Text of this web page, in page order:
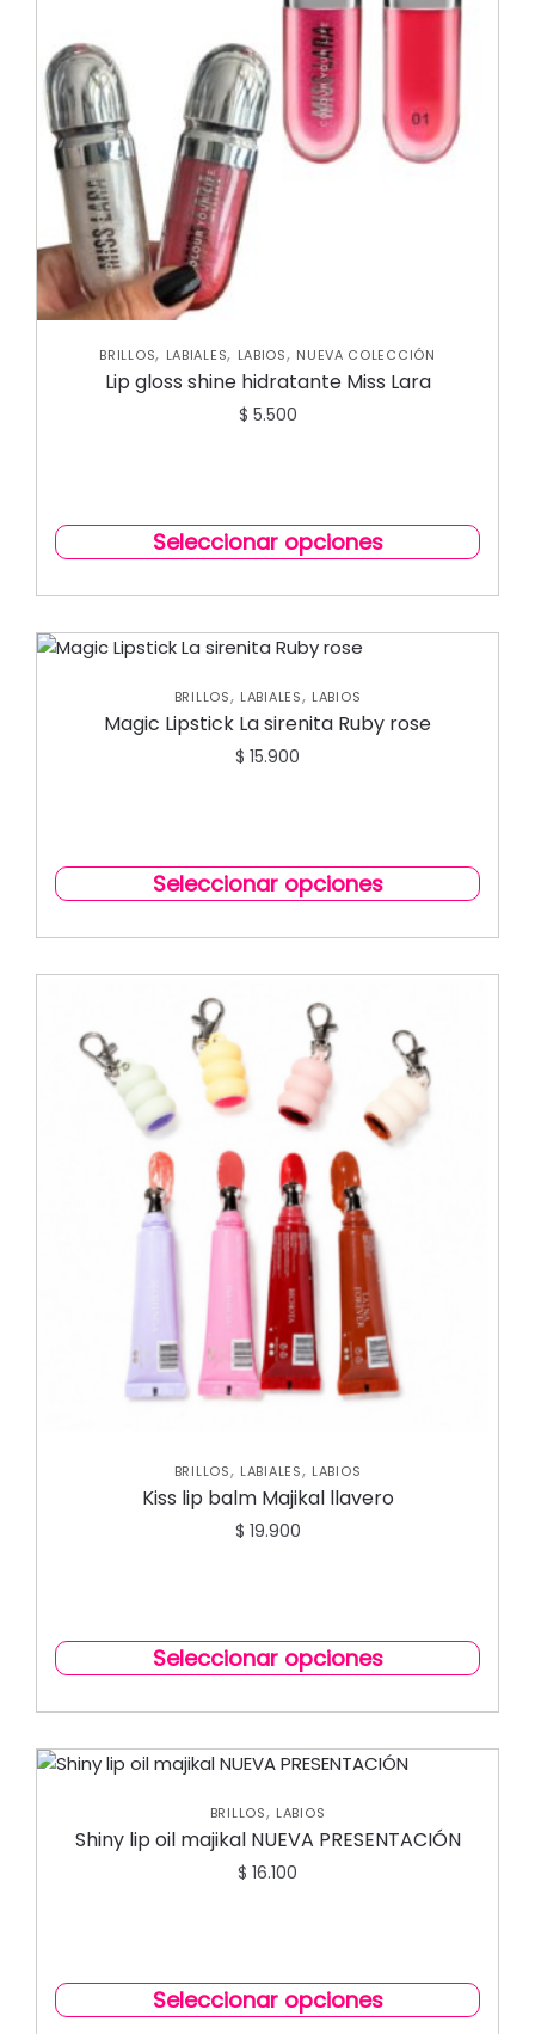
BRILLOS, LABIALES, LABIOS, NUEVA COLECCIÓN
Lip gloss shine hidratante Miss Lara
$ 5.500
Seleccionar opciones
BRILLOS, LABIALES, LABIOS
Magic Lipstick La sirenita Ruby rose
$ 15.900
Seleccionar opciones
BRILLOS, LABIALES, LABIOS
Kiss lip balm Majikal llavero
$ 19.900
Seleccionar opciones
BRILLOS, LABIOS
Shiny lip oil majikal NUEVA PRESENTACIÓN
$ 16.100
Seleccionar opciones